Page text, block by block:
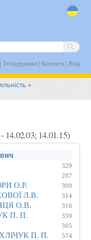
Техпідтримка| Контакти| Вхід
»
14.02.03; 14.01.15)
329
287
О.Р. 309
Л.В. 314
О.В. 316
П. П. 359
305
П. П. 574